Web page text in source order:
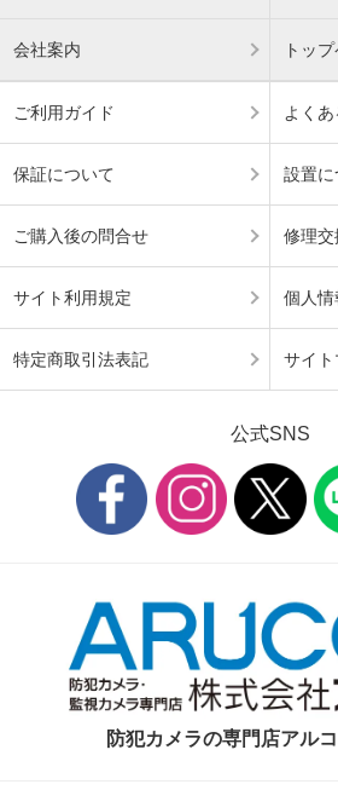
会社案内 トッ
ご利用ガイド よくあ
保証について 設置に
ご購入後の問合せ 修理交
サイト利用規定 個人
特定商取引法表記 サイト
公式SNS
防犯カメラの専門店アルコ